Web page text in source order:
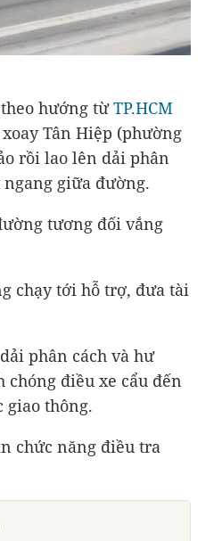
hướng từTP.HCM
Tân Hiệp (phường
rồi lao lên dải phân
ngang giữa đường.
tương đối vắng
chạy tới hỗ trợ, đưa tài
phân cách và hư
điều xe cẩu đến
giao thông.
chức năng điều tra